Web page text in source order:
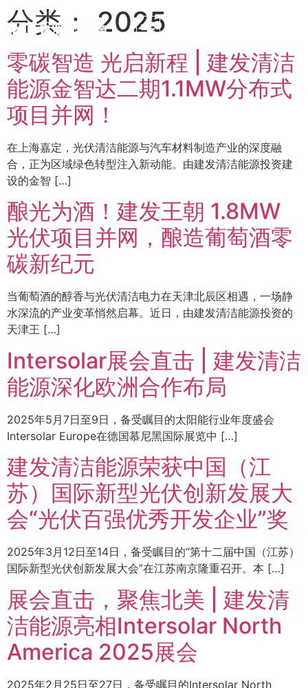
分类： 2025
零碳智造 光启新程 | 建发清洁
能源金智达二期1.1MW分布式
项目并网！
在上海嘉定，光伏清洁能源与汽车材料制造产业的深度融
合，正为区域绿色转型注入新动能。由建发清洁能源投资建
设的金智 […]
酿光为酒！建发王朝 1.8MW
光伏项目并网，酿造葡萄酒零
碳新纪元
当葡萄酒的醇香与光伏清洁电力在天津北辰区相遇，一场静
水深流的产业变革悄然启幕。近日，由建发清洁能源投资的
天津王 […]
Intersolar展会直击 | 建发清洁
能源深化欧洲合作布局
2025年5月7日至9日，备受瞩目的太阳能行业年度盛会
Intersolar Europe在德国慕尼黑国际展览中 […]
建发清洁能源荣获中国（江
苏）国际新型光伏创新发展大
会“光伏百强优秀开发企业”奖
2025年3月12日至14日，备受瞩目的“第十二届中国（江苏）
国际新型光伏创新发展大会”在江苏南京隆重召开。本 […]
展会直击，聚焦北美 | 建发清
洁能源亮相Intersolar North
America 2025展会
2025年2月25日至27日，备受瞩目的Intersolar North